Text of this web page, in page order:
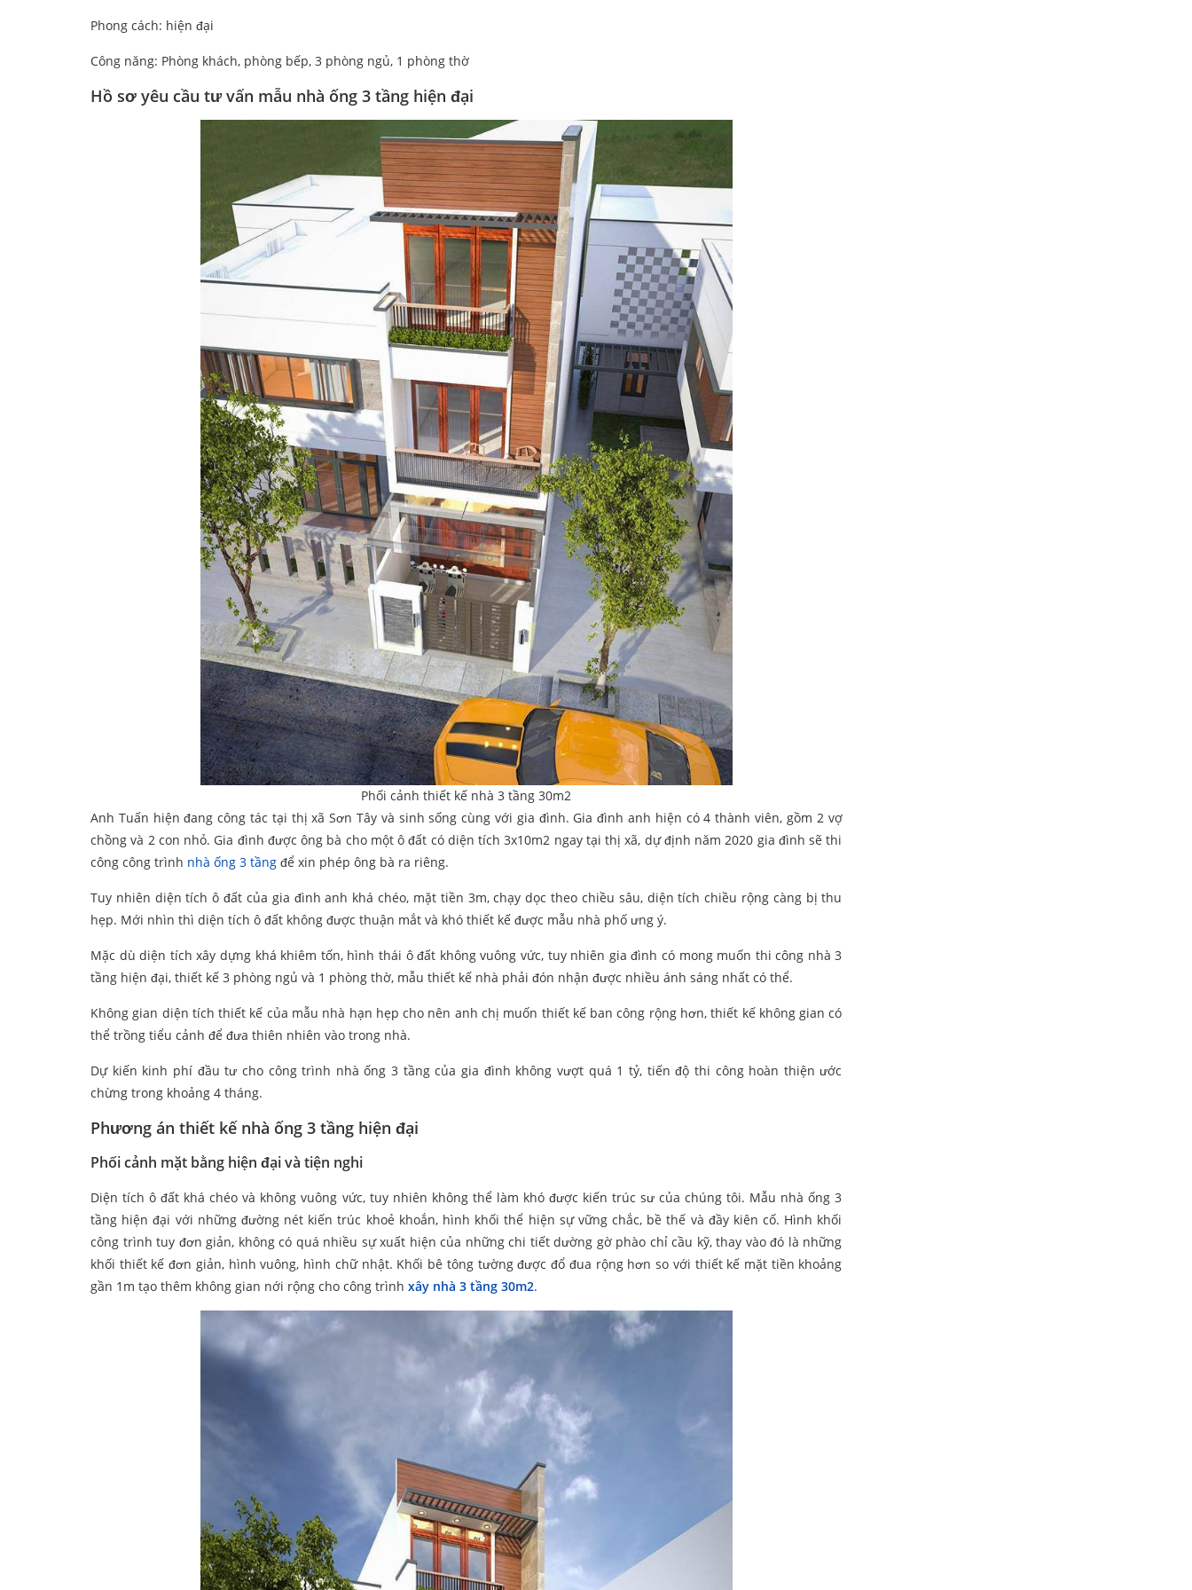
Phong cách: hiện đại
Công năng: Phòng khách, phòng bếp, 3 phòng ngủ, 1 phòng thờ
Hồ sơ yêu cầu tư vấn mẫu nhà ống 3 tầng hiện đại
Phối cảnh thiết kế nhà 3 tầng 30m2
Anh Tuấn hiện đang công tác tại thị xã Sơn Tây và sinh sống cùng với gia đình. Gia đình anh hiện có 4 thành viên, gồm 2 vợ
chồng và 2 con nhỏ. Gia đình được ông bà cho một ô đất có diện tích 3x10m2 ngay tại thị xã, dự định năm 2020 gia đình sẽ thi
công công trình nhà ống 3 tầng để xin phép ông bà ra riêng.
Tuy nhiên diện tích ô đất của gia đình anh khá chéo, mặt tiền 3m, chạy dọc theo chiều sâu, diện tích chiều rộng càng bị thu
hẹp. Mới nhìn thì diện tích ô đất không được thuận mắt và khó thiết kế được mẫu nhà phố ưng ý.
Mặc dù diện tích xây dựng khá khiêm tốn, hình thái ô đất không vuông vức, tuy nhiên gia đình có mong muốn thi công nhà 3
tầng hiện đại, thiết kế 3 phòng ngủ và 1 phòng thờ, mẫu thiết kế nhà phải đón nhận được nhiều ánh sáng nhất có thể.
Không gian diện tích thiết kế của mẫu nhà hạn hẹp cho nên anh chị muốn thiết kế ban công rộng hơn, thiết kế không gian có
thể trồng tiểu cảnh để đưa thiên nhiên vào trong nhà.
Dự kiến kinh phí đầu tư cho công trình nhà ống 3 tầng của gia đình không vượt quá 1 tỷ, tiến độ thi công hoàn thiện ước
chừng trong khoảng 4 tháng.
Phương án thiết kế nhà ống 3 tầng hiện đại
Phối cảnh mặt bằng hiện đại và tiện nghi
Diện tích ô đất khá chéo và không vuông vức, tuy nhiên không thể làm khó được kiến trúc sư của chúng tôi. Mẫu nhà ống 3
tầng hiện đại với những đường nét kiến trúc khoẻ khoắn, hình khối thể hiện sự vững chắc, bề thế và đầy kiên cố. Hình khối
công trình tuy đơn giản, không có quá nhiều sự xuất hiện của những chi tiết dường gờ phào chỉ cầu kỹ, thay vào đó là những
khối thiết kế đơn giản, hình vuông, hình chữ nhật. Khối bê tông tường được đổ đua rộng hơn so với thiết kế mặt tiền khoảng
gần 1m tạo thêm không gian nới rộng cho công trình xây nhà 3 tầng 30m2.